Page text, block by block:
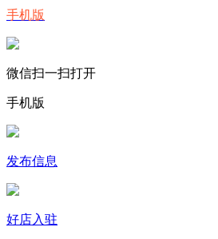
手机版
微信扫一扫打开
手机版
发布信息
好店入驻